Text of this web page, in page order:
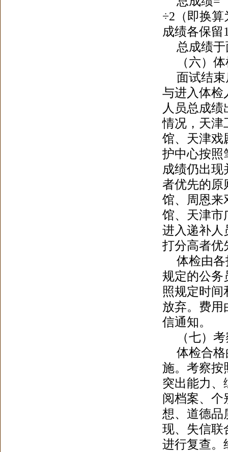
÷2（即换算
成绩各保留
总成绩
（六）
面试结束
与进入体检
人员总成绩
情况，天津
馆、天津戏
护中心按照
成绩仍出现
者优先的原
馆、周恩来
馆、天津市
进入递补人
打分高者优
体检由
规定的公务
照规定时间
放弃。 费用
信通知。
（七）
体检合格
施。 考察按
突出能力、
阅档案、个
想、道德品
现、失信联
进行复查。